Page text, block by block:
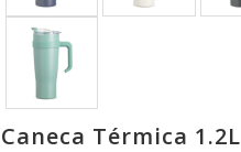
Caneca Térmica 1.2L